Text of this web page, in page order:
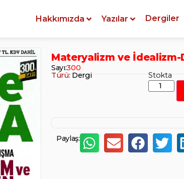
Hakkımızda Yazılar Dergiler
Materyalizm ve İdealizm-
Sayı:300
Türü: Dergi Stokta
Paylaş: